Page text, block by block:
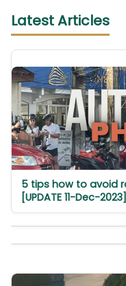
Latest Articles
5 tips how to avoid
[UPDATE 11-Dec-2023]